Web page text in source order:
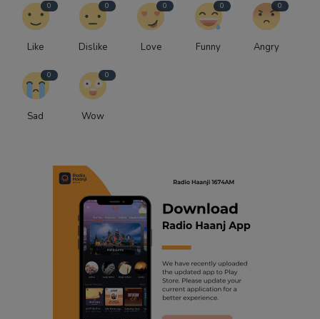
0
Like
0
Dislike
0
Love
0
Funny
0
Angry
0
Sad
0
Wow